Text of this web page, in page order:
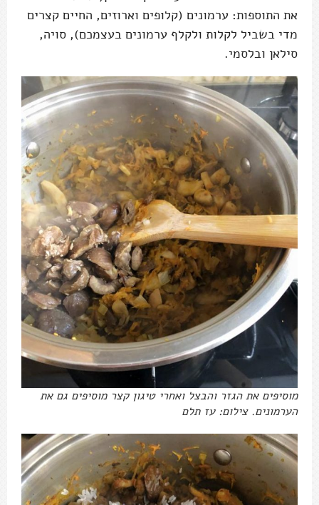
את התוספות: ערמונים (קלופים וארוזים, החיים קצרים
מדי בשביל לקלות ולקלף ערמונים בעצמכם), סויה,
סילאן ובלסמי.
מוסיפים את הגזר והבצל ואחרי טיגון קצר מוסיפים גם את
הערמונים. צילום: עז תלם